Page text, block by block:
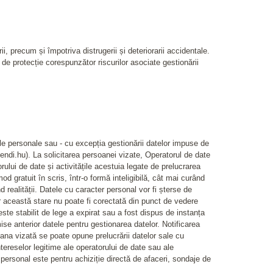
precum și împotriva distrugerii și deteriorarii accidentale.
protecție corespunzător riscurilor asociate gestionării
personale sau - cu excepția gestionării datelor impuse de
La solicitarea persoanei vizate, Operatorul de date
de date și activitățile acestuia legate de prelucrarea
gratuit în scris, într-o formă inteligibilă, cât mai curând
realității. Datele cu caracter personal vor fi șterse de
stare nu poate fi corectată din punct de vedere
stabilit de lege a expirat sau a fost dispus de instanța
anterior datele pentru gestionarea datelor. Notificarea
vizată se poate opune prelucrării datelor sale cu
legitime ale operatorului de date sau ale
este pentru achiziție directă de afaceri, sondaje de